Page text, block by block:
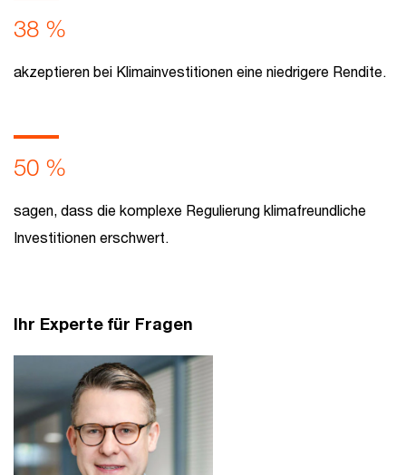
38 %
akzeptieren bei Klimainvestitionen eine niedrigere Rendite.
50 %
sagen, dass die komplexe Regulierung klimafreundliche
Investitionen erschwert.
Ihr Experte für Fragen